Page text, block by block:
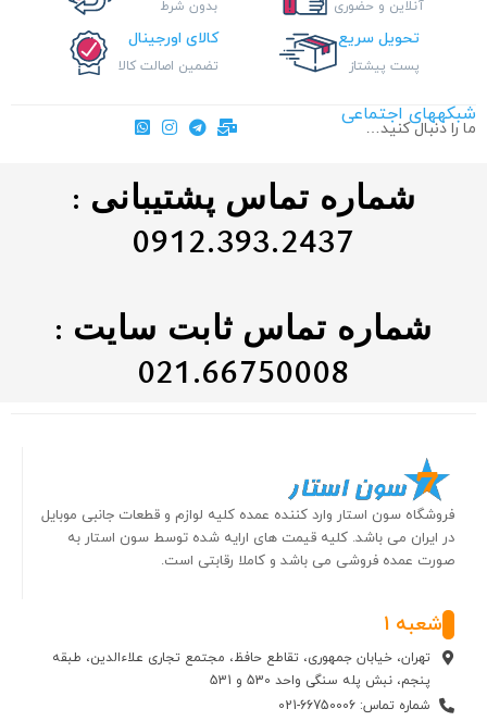
آنلاین و حضوری بدون شرط
تحویل سریع
پست پیشتاز
کالای اورجینال
تضمین اصالت کالا
شبکههای اجتماعی
ما را دنبال کنید…
شماره تماس پشتیبانی :
0912.393.2437
شماره تماس ثابت سایت :
021.66750008
فروشگاه سون استار وارد کننده عمده کلیه لوازم و قطعات جانبی موبایل
در ایران می باشد. کلیه قیمت های ارایه شده توسط سون استار به
صورت عمده فروشی می باشد و کاملا رقابتی است.
شعبه 1
تهران، خیابان جمهوری، تقاطع حافظ، مجتمع تجاری علاءالدین، طبقه
پنجم، نبش پله سنگی واحد 530 و 531
شماره تماس: 66750006-021